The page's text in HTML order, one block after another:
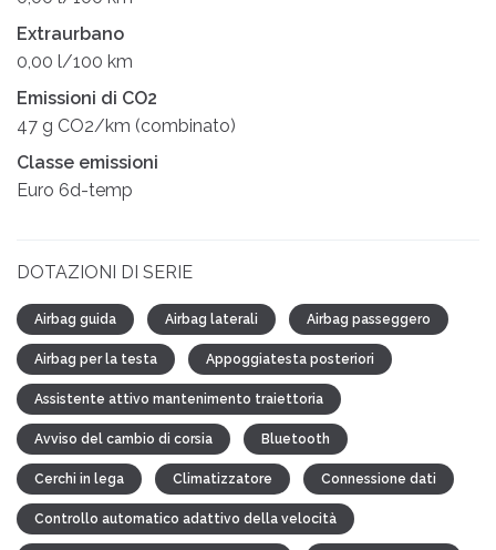
Extraurbano
0,00 l/100 km
Emissioni di CO2
47 g CO2/km (combinato)
Classe emissioni
Euro 6d-temp
DOTAZIONI DI SERIE
Airbag guida Airbag laterali Airbag passeggero
Airbag per la testa Appoggiatesta posteriori
Assistente attivo mantenimento traiettoria
Avviso del cambio di corsia Bluetooth
Cerchi in lega Climatizzatore Connessione dati
Controllo automatico adattivo della velocità